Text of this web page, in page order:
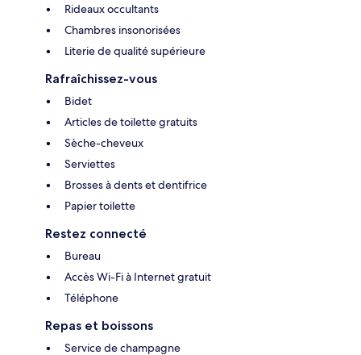
Rideaux occultants
Chambres insonorisées
Literie de qualité supérieure
Rafraîchissez-vous
Bidet
Articles de toilette gratuits
Sèche-cheveux
Serviettes
Brosses à dents et dentifrice
Papier toilette
Restez connecté
Bureau
Accès Wi-Fi à Internet gratuit
Téléphone
Repas et boissons
Service de champagne